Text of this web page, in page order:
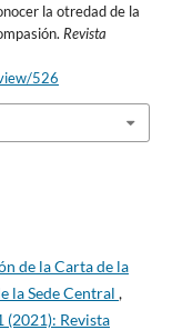
la otredad de la
Revista
526
de la Carta de la
la Sede Central ,
(2021): Revista